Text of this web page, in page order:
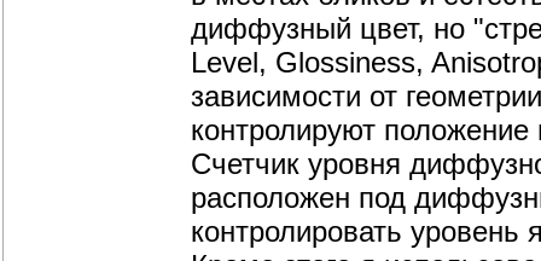
диффузный цвет, но
Level, Glossiness,
зависимости от
контролируют
Счетчик уровня
расположен под
контролировать уровень